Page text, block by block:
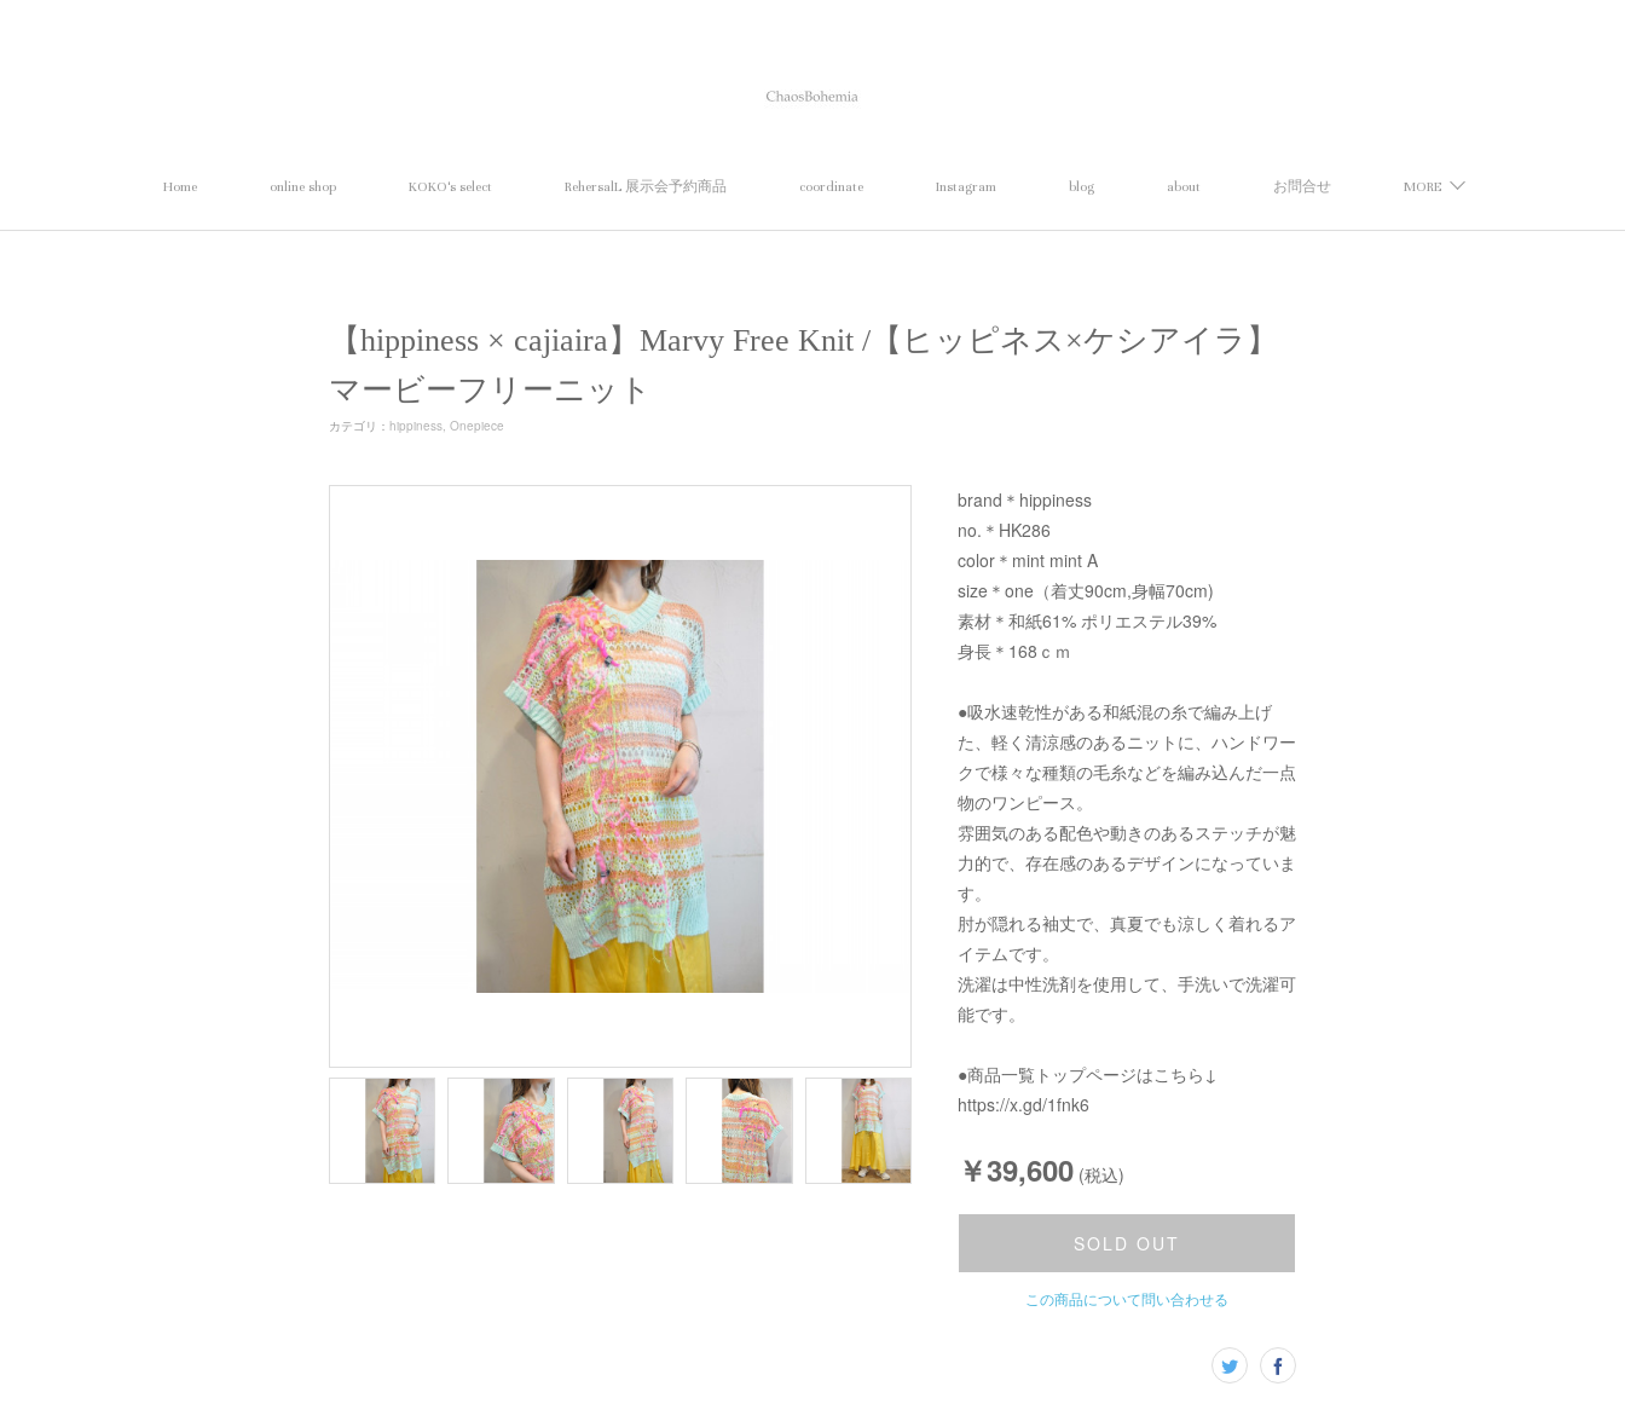
Home online shop KOKO's select RehersalL 展示会予約商品 coordinate Instagram blog about お問合せ MORE
【hippiness × cajiaira】Marvy Free Knit /【ヒッピネス×ケシアイラ】
マービーフリーニット
カテゴリ ： hippiness Onepiece
brand＊hippiness
no.＊HK286
color＊mint mint A
size＊one（着丈90cm,身幅70cm)
素材＊和紙61% ポリエステル39%
身長＊168ｃｍ
●吸水速乾性がある和紙混の糸で編み上げ
た、軽く清涼感のあるニットに、ハンドワー
クで様々な種類の毛糸などを編み込んだ一点
物のワンピース。
雰囲気のある配色や動きのあるステッチが魅
力的で、存在感のあるデザインになっていま
す。
肘が隠れる袖丈で、真夏でも涼しく着れるア
イテムです。
洗濯は中性洗剤を使用して、手洗いで洗濯可
能です。
●商品一覧トップページはこちら↓
https://x.gd/1fnk6
￥39,600 (税込)
SOLD OUT
この商品について問い合わせる